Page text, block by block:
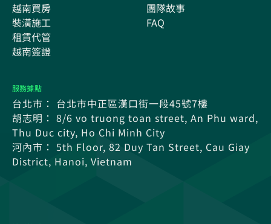
越南買房
裝潢施工
租賃代管
越南簽證
團隊故事
FAQ
服務據點
台北市： 台北市中正區漢口街一段45號7樓
胡志明： 8/6 vo truong toan street, An Phu ward,
Thu Duc city, Ho Chi Minh City
河內市： 5th Floor, 82 Duy Tan Street, Cau Giay
District, Hanoi, Vietnam